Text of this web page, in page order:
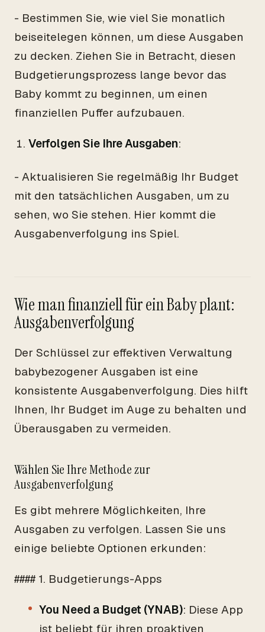
- Bestimmen Sie, wie viel Sie monatlich
beiseitelegen können, um diese Ausgaben
zu decken. Ziehen Sie in Betracht, diesen
Budgetierungsprozess lange bevor das
Baby kommt zu beginnen, um einen
finanziellen Puffer aufzubauen.
Verfolgen Sie Ihre Ausgaben:
- Aktualisieren Sie regelmäßig Ihr Budget
mit den tatsächlichen Ausgaben, um zu
sehen, wo Sie stehen. Hier kommt die
Ausgabenverfolgung ins Spiel.
Wie man finanziell für ein Baby plant:
Ausgabenverfolgung
Der Schlüssel zur effektiven Verwaltung
babybezogener Ausgaben ist eine
konsistente Ausgabenverfolgung. Dies hilft
Ihnen, Ihr Budget im Auge zu behalten und
Überausgaben zu vermeiden.
Wählen Sie Ihre Methode zur
Ausgabenverfolgung
Es gibt mehrere Möglichkeiten, Ihre
Ausgaben zu verfolgen. Lassen Sie uns
einige beliebte Optionen erkunden:
#### 1. Budgetierungs-Apps
You Need a Budget (YNAB): Diese App
ist beliebt für ihren proaktiven